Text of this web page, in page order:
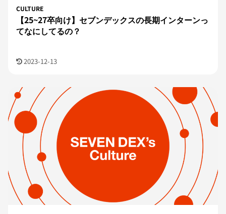
CULTURE
【25~27卒向け】セブンデックスの長期インターンっ
てなにしてるの？
2023-12-13